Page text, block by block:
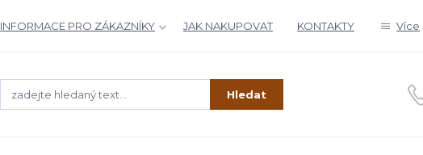
INFORMACE PRO ZÁKAZNÍKY JAK NAKUPOVAT KONTAKTY Více
Hledat